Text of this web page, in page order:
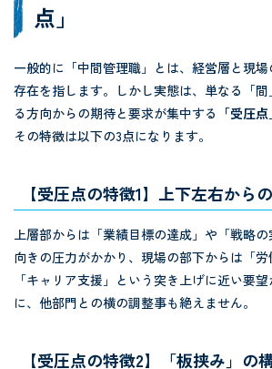
点」
一般的に「中間管理職」とは、経営層と現
存在を指します。しかし実態は、単なる「
る方向からの期待と要求が集中する 「受圧点」
その特徴は以下の3点になります。
【受圧点の特徴1】上下左右から
上層部からは「業績目標の達成」や「戦略
向きの圧力がかかり、現場の部下からは「
「キャリア支援」という突き上げに近い要
に、他部門との横の調整事も絶えません。
【受圧点の特徴2】「板挟み」の